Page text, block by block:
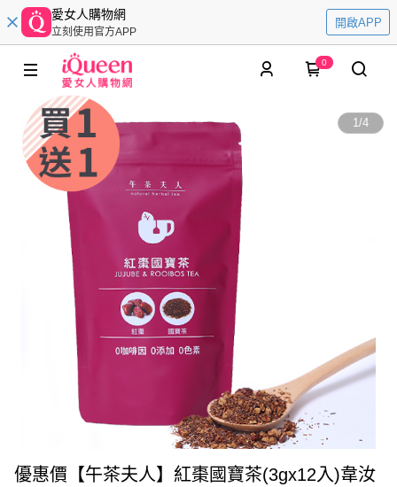
愛女人購物網
立刻使用官方APP
開啟APP
0
1/4
優惠價【午茶夫人】紅棗國寶茶(3gx12入)韋汝